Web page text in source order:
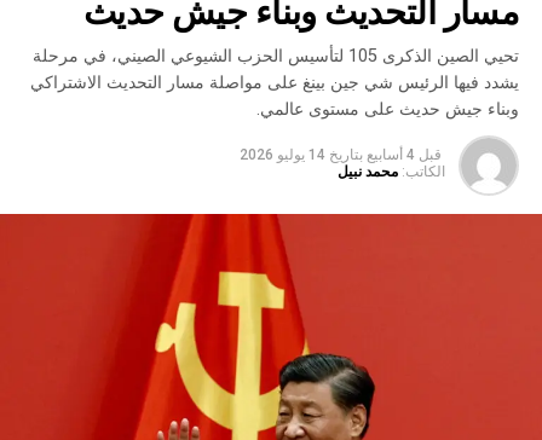
مسار التحديث وبناء جيش حديث
تحيي الصين الذكرى 105 لتأسيس الحزب الشيوعي الصيني، في مرحلة
يشدد فيها الرئيس شي جين بينغ على مواصلة مسار التحديث الاشتراكي
وبناء جيش حديث على مستوى عالمي.
قبل 4 أسابيع بتاريخ 14 يوليو 2026
الكاتب: محمد نبيل